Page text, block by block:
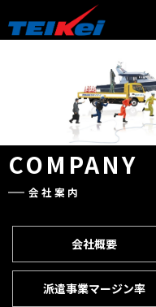
COMPANY
会社案内
会社概要
派遣事業マージン率